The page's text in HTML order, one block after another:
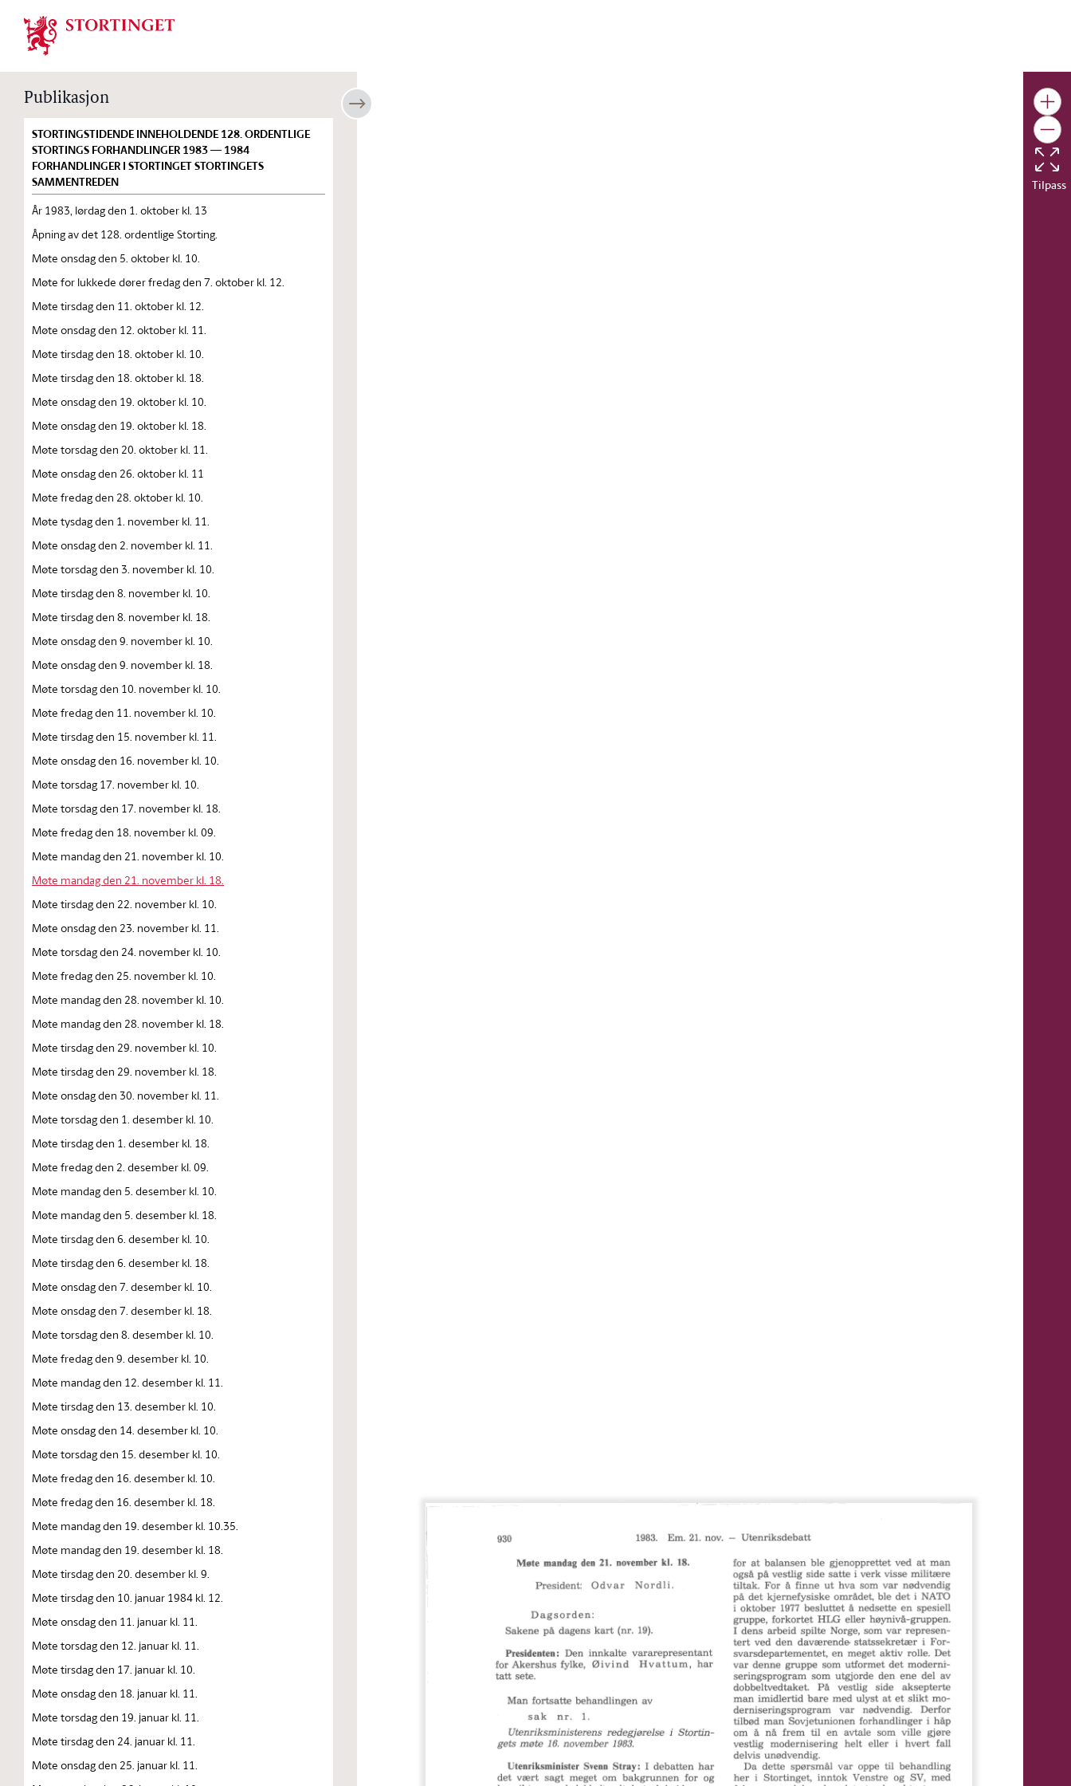
Stortinget.no
Publikasjon
STORTINGSTIDENDE INNEHOLDENDE 128. ORDENTLIGE
STORTINGS FORHANDLINGER 1983 — 1984
FORHANDLINGER I STORTINGET STORTINGETS
SAMMENTREDEN
År 1983, lørdag den 1. oktober kl. 13
Åpning av det 128. ordentlige Storting.
Møte onsdag den 5. oktober kl. 10.
Møte for lukkede dører fredag den 7. oktober kl. 12.
Møte tirsdag den 11. oktober kl. 12.
Møte onsdag den 12. oktober kl. 11.
Møte tirsdag den 18. oktober kl. 10.
Møte tirsdag den 18. oktober kl. 18.
Møte onsdag den 19. oktober kl. 10.
Møte onsdag den 19. oktober kl. 18.
Møte torsdag den 20. oktober kl. 11.
Møte onsdag den 26. oktober kl. 11
Møte fredag den 28. oktober kl. 10.
Møte tysdag den 1. november kl. 11.
Møte onsdag den 2. november kl. 11.
Møte torsdag den 3. november kl. 10.
Møte tirsdag den 8. november kl. 10.
Møte tirsdag den 8. november kl. 18.
Møte onsdag den 9. november kl. 10.
Møte onsdag den 9. november kl. 18.
Møte torsdag den 10. november kl. 10.
Møte fredag den 11. november kl. 10.
Møte tirsdag den 15. november kl. 11.
Møte onsdag den 16. november kl. 10.
Møte torsdag 17. november kl. 10.
Møte torsdag den 17. november kl. 18.
Møte fredag den 18. november kl. 09.
Møte mandag den 21. november kl. 10.
Møte mandag den 21. november kl. 18.
Møte tirsdag den 22. november kl. 10.
Møte onsdag den 23. november kl. 11.
Møte torsdag den 24. november kl. 10.
Møte fredag den 25. november kl. 10.
Møte mandag den 28. november kl. 10.
Møte mandag den 28. november kl. 18.
Møte tirsdag den 29. november kl. 10.
Møte tirsdag den 29. november kl. 18.
Møte onsdag den 30. november kl. 11.
Møte torsdag den 1. desember kl. 10.
Møte tirsdag den 1. desember kl. 18.
Møte fredag den 2. desember kl. 09.
Møte mandag den 5. desember kl. 10.
Møte mandag den 5. desember kl. 18.
Møte tirsdag den 6. desember kl. 10.
Møte tirsdag den 6. desember kl. 18.
Møte onsdag den 7. desember kl. 10.
Møte onsdag den 7. desember kl. 18.
Møte torsdag den 8. desember kl. 10.
Møte fredag den 9. desember kl. 10.
Møte mandag den 12. desember kl. 11.
Møte tirsdag den 13. desember kl. 10.
Møte onsdag den 14. desember kl. 10.
Møte torsdag den 15. desember kl. 10.
Møte fredag den 16. desember kl. 10.
Møte fredag den 16. desember kl. 18.
Møte mandag den 19. desember kl. 10.35.
Møte mandag den 19. desember kl. 18.
Møte tirsdag den 20. desember kl. 9.
Møte tirsdag den 10. januar 1984 kl. 12.
Møte onsdag den 11. januar kl. 11.
Møte torsdag den 12. januar kl. 11.
Møte tirsdag den 17. januar kl. 10.
Møte onsdag den 18. januar kl. 11.
Møte torsdag den 19. januar kl. 11.
Møte tirsdag den 24. januar kl. 11.
Møte onsdag den 25. januar kl. 11.